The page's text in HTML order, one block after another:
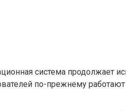
система продолжает
по-прежнему работают